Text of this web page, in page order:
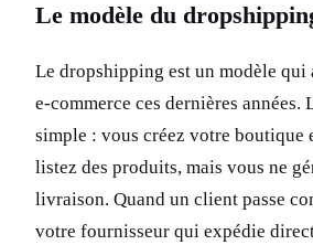
Le modèle du
Le dropshipping est un modèle
e-commerce ces dernières années.
simple : vous créez votre boutique
listez des produits, mais vous ne
livraison. Quand un client passe
votre fournisseur qui expédie